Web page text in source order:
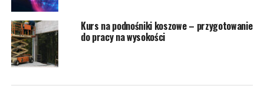
Kurs na podnośniki koszowe – przygotowanie
do pracy na wysokości